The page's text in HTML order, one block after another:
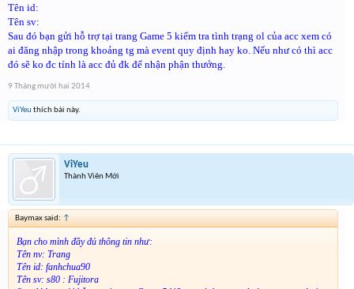
Tên id:
Tên sv:
Sau đó bạn gửi hỗ trợ tại trang Game 5 kiểm tra tình trạng ol của acc xem có
ai đăng nhập trong khoảng tg mà event quy định hay ko. Nếu như có thì acc
đó sẽ ko đc tính là acc đủ đk để nhận phận thưởng.
9 Tháng mười hai 2014
ViYeu thích bài này.
ViYeu
Thành Viên Mới
Baymax said: ↑
Bạn cho mình đầy đủ thông tin như:
Tên nv: Trang
Tên id: fanhchua90
Tên sv: s80 : Fujitora